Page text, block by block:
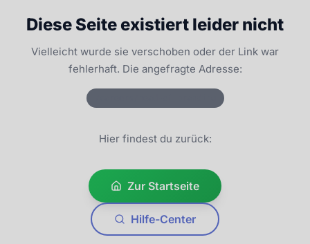
Diese Seite existiert leider nicht
Vielleicht wurde sie verschoben oder der Link war
fehlerhaft. Die angefragte Adresse:
Hier findest du zurück:
Zur Startseite
Hilfe-Center